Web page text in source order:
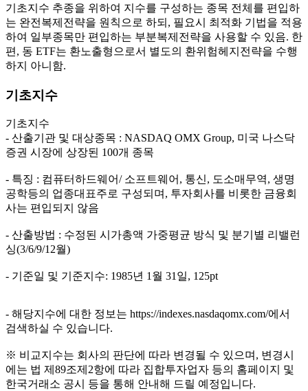
기초지수 추종을 위하여 지수를 구성하는 종목 전체를 편입하
는 완전복제전략을 원칙으로 하되, 필요시 최적화 기법을 적용
하여 일부종목만 편입하는 부분복제전략을 사용할 수 있음. 한
편, 동 ETF는 환노출형으로서 별도의 환위험헤지전략을 수행
하지 아니함.
기초지수
기초지수
- 산출기관 및 대상종목 : NASDAQ OMX Group, 미국 나스닥
증권 시장에 상장된 100개 종목
- 특징 : 컴퓨터하드웨어/ 소프트웨어, 통신, 도소매무역, 생명
공학등의 업종대표주로 구성되며, 투자회사를 비롯한 금융회
사는 편입되지 않음
- 산출방법 : 수정된 시가총액 가중평균 방식 및 분기별 리밸런
싱(3/6/9/12월)
- 기준일 및 기준지수: 1985년 1월 31일, 125pt
- 해당지수에 대한 정보는 https://indexes.nasdaqomx.com/에서
검색하실 수 있습니다.
※ 비교지수는 회사의 판단에 따라 변경될 수 있으며, 변경시
에는 법 제89조제2항에 따라 집합투자업자 등의 홈페이지 및
한국거래소 공시 등을 통해 안내해 드릴 예정입니다.